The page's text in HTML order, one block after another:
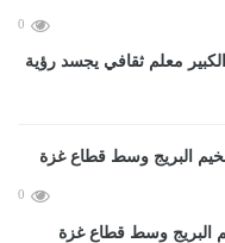
0
معلم ثقافي يجسد رؤية
0
وسط قطاع غزة